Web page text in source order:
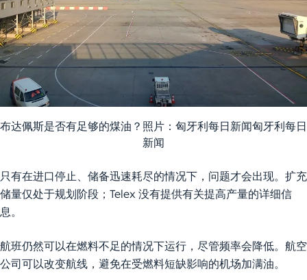
布达佩斯是否有足够的煤油？照片：匈牙利每日新闻匈牙利每日
新闻
只有在进口停止、储备迅速耗尽的情况下，问题才会出现。扩充
储量仅处于规划阶段；Telex 没有提供有关提高产量的详细信
息。
航班仍然可以在燃料不足的情况下运行，尽管频率会降低。航空
公司可以改变航线，避免在受燃料短缺影响的机场加满油。